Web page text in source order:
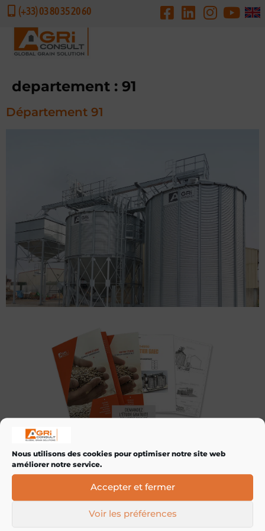
Nous utilisons des cookies pour optimiser notre site web
améliorer notre service.
Accepter et fermer
Voir les préférences
DEMANDE DE DEVIS
(+33) 03 80 35 20 60
departement : 91
Département 91
Vous avez un projet, vous souhaitez le faire
évaluer gratuitement
cliquez ci-dessous pour nous en dire plus ou
contactez-nous au03 80 35 20 60